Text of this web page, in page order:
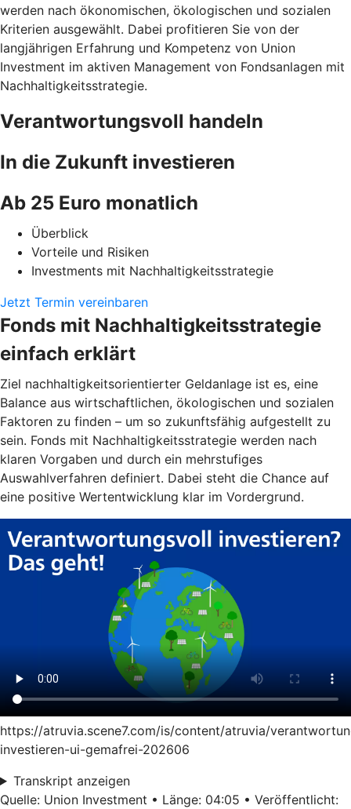
werden nach ökonomischen, ökologischen und sozialen
Kriterien ausgewählt. Dabei profitieren Sie von der
langjährigen Erfahrung und Kompetenz von Union
Investment im aktiven Management von Fondsanlagen mit
Nachhaltigkeitsstrategie.
Verantwortungsvoll handeln
In die Zukunft investieren
Ab 25 Euro monatlich
Überblick
Vorteile und Risiken
Investments mit Nachhaltigkeitsstrategie
Jetzt Termin vereinbaren
Fonds mit Nachhaltigkeitsstrategie
einfach erklärt
Ziel nachhaltigkeitsorientierter Geldanlage ist es, eine
Balance aus wirtschaftlichen, ökologischen und sozialen
Faktoren zu finden – um so zukunftsfähig aufgestellt zu
sein. Fonds mit Nachhaltigkeitsstrategie werden nach
klaren Vorgaben und durch ein mehrstufiges
Auswahlverfahren definiert. Dabei steht die Chance auf
eine positive Wertentwicklung klar im Vordergrund.
https://atruvia.scene7.com/is/content/atruvia/
investieren-ui-gemafrei-202606
Transkript anzeigen
Quelle: Union Investment • Länge: 04:05 • Veröffentlicht: